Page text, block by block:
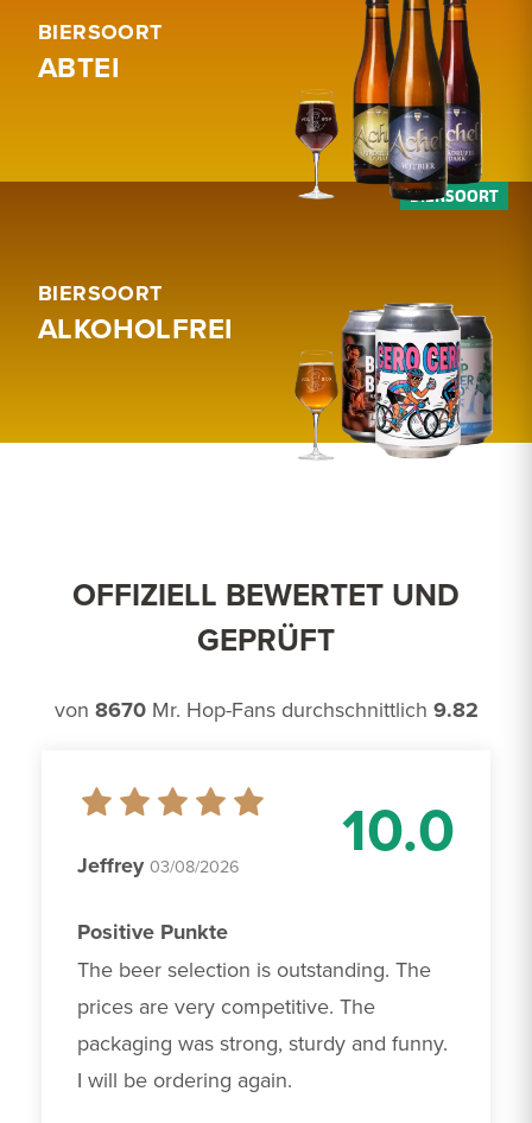
BIERSOORT
ABTEI
BIERSOORT
ALKOHOLFREI
OFFIZIELL BEWERTET UND
GEPRÜFT
von 8670Mr. Hop-Fans durchschnittlich 9.82
10.0
Jeffrey 03/08/2026
Positive Punkte
The beer selection is outstanding. The
prices are very competitive. The
packaging was strong, sturdy and funny.
I will be ordering again.